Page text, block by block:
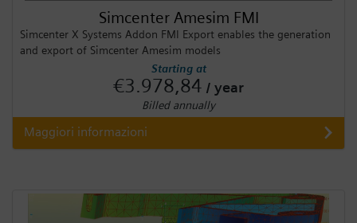
Simcenter Amesim FMI
Simcenter X Systems Addon FMI Export enables the generation
and export of Simcenter Amesim models
Starting at
€3.978,84 / year
Billed annually
Maggiori informazioni